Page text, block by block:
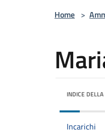
Home >
INDICE
Incarichi